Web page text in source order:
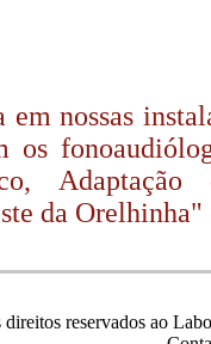
em nossas
os
da
direitos reservados ao